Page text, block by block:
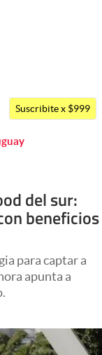
Argentina
Uruguay
Suscribite x $999
del sur:
beneficios
para captar a
apunta a